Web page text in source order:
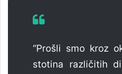
“Prošli smo kroz
stotina različitih